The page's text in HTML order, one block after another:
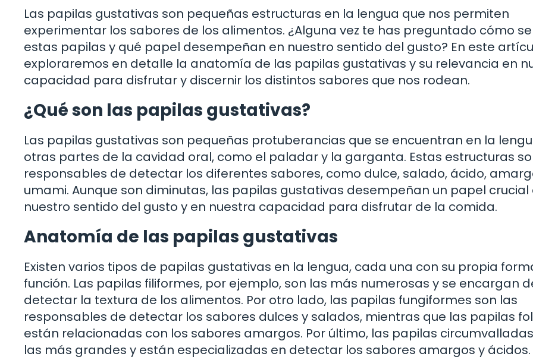
Las papilas gustativas son pequeñas estructuras en la lengua que nos permiten
experimentar los sabores de los alimentos. ¿Alguna vez te has preguntado cómo
estas papilas y qué papel desempeñan en nuestro sentido del gusto? En este
exploraremos en detalle la anatomía de las papilas gustativas y su relevancia en
capacidad para disfrutar y discernir los distintos sabores que nos rodean.
¿Qué son las papilas gustativas?
Las papilas gustativas son pequeñas protuberancias que se encuentran en la
otras partes de la cavidad oral, como el paladar y la garganta. Estas estructuras
responsables de detectar los diferentes sabores, como dulce, salado, ácido,
umami. Aunque son diminutas, las papilas gustativas desempeñan un papel crucial
nuestro sentido del gusto y en nuestra capacidad para disfrutar de la comida.
Anatomía de las papilas gustativas
Existen varios tipos de papilas gustativas en la lengua, cada una con su propia
función. Las papilas filiformes, por ejemplo, son las más numerosas y se encargan
detectar la textura de los alimentos. Por otro lado, las papilas fungiformes son las
responsables de detectar los sabores dulces y salados, mientras que las papilas
están relacionadas con los sabores amargos. Por último, las papilas
las más grandes y están especializadas en detectar los sabores amargos y ácidos.